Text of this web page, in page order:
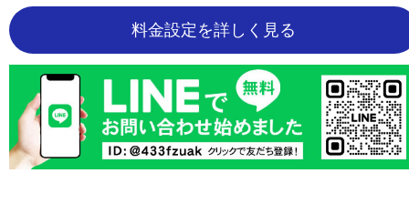
料金設定を詳しく見る